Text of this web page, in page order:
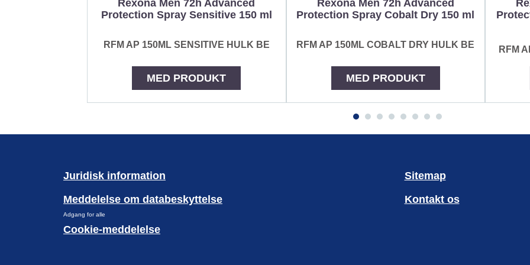
Rexona Men 72h Advanced
Protection Spray Sensitive 150 ml
RFM AP 150ML SENSITIVE HULK BE
MED PRODUKT
Rexona Men 72h Advanced
Protection Spray Cobalt Dry 150 ml
RFM AP 150ML COBALT DRY HULK BE
MED PRODUKT
RFM
Juridisk information
Meddelelse om databeskyttelse
Adgang for alle
Cookie-meddelelse
Sitemap
Kontakt os